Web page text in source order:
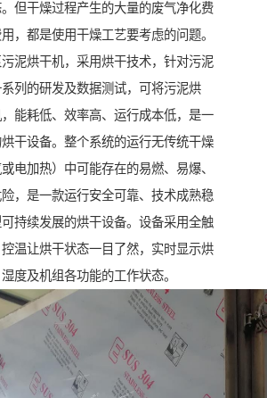
但干燥过程产生的大量的废气净化费
，都是使用干燥工艺要考虑的问题。
泥烘干机，采用烘干技术，针对污泥
列的研发及数据测试，可将污泥烘
能耗低、效率高、运行成本低，是一
干设备。整个系统的运行无传统干燥
电加热）中可能存在的易燃、易爆、
，是一款运行安全可靠、技术成熟稳
持续发展的烘干设备。设备采用全触
温让烘干状态一目了然，实时显示烘
度及机组各功能的工作状态。